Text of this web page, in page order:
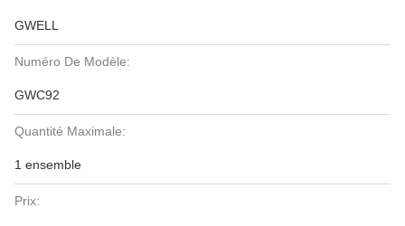
GWELL
Numéro De Modèle:
GWC92
Quantité Maximale:
1 ensemble
Prix: